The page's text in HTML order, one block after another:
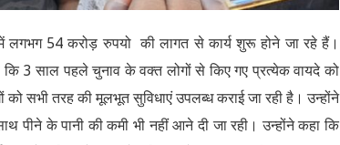
लगभग 54 करोड़ रुपयो की लागत से कार्य शुरू होने जा रहे हैं।
3 साल पहले चुनाव के वक्त लोगों से किए गए प्रत्येक वायदे को
को सभी तरह की मूलभूत सुविधाएं उपलब्ध कराई जा रही है। उन्होंने
पीने के पानी की कमी भी नहीं आने दी जा रही। उन्होंने कहा कि